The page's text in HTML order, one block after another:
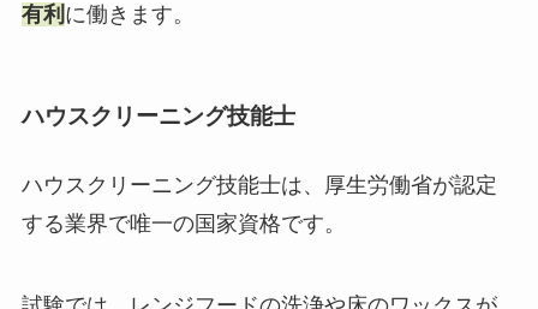
有利 に働きます。
ハウスクリーニング技能士
ハウスクリーニング技能士は、厚生労働省が認定
する業界で唯一の国家資格です。